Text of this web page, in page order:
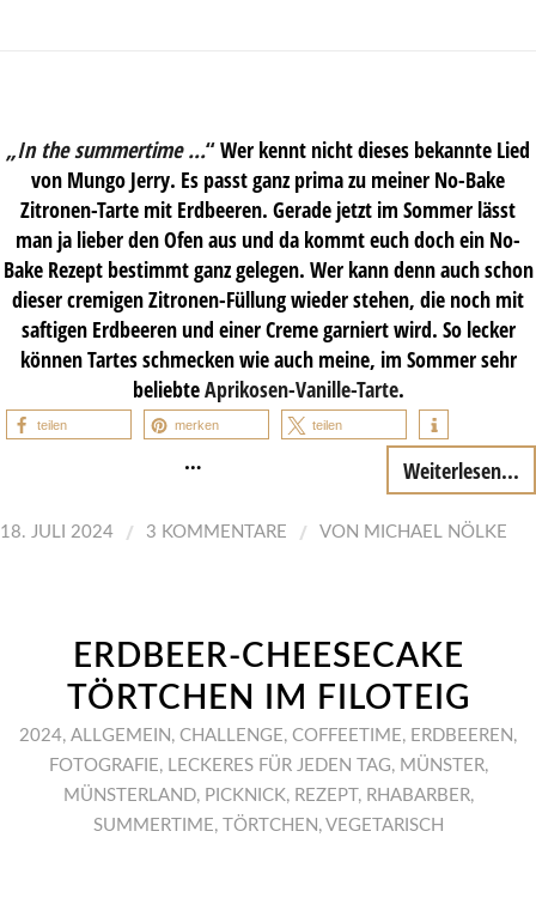
„In the summertime …“Wer kennt nicht dieses bekannte Lied
von Mungo Jerry. Es passt ganz prima zu meiner No-Bake
Zitronen-Tarte mit Erdbeeren. Gerade jetzt im Sommer lässt
man ja lieber den Ofen aus und da kommt euch doch ein No-
Bake Rezept bestimmt ganz gelegen. Wer kann denn auch schon
dieser cremigen Zitronen-Füllung wieder stehen, die noch mit
saftigen Erdbeeren und einer Creme garniert wird. So lecker
können Tartes schmecken wie auch meine, im Sommer sehr
beliebteAprikosen-Vanille-Tarte.
teilen merken teilen
… Weiterlesen...
18. JULI 2024 / 3 KOMMENTARE / VON MICHAEL NÖLKE
ERDBEER-CHEESECAKE
TÖRTCHEN IM FILOTEIG
2024, ALLGEMEIN , CHALLENGE , COFFEETIME , ERDBEEREN ,
FOTOGRAFIE , LECKERES FÜR JEDEN TAG, MÜNSTER,
MÜNSTERLAND, PICKNICK, REZEPT , RHABARBER,
SUMMERTIME , TÖRTCHEN , VEGETARISCH